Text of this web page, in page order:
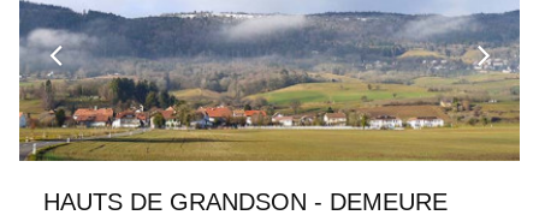
HAUTS DE GRANDSON - DEMEURE